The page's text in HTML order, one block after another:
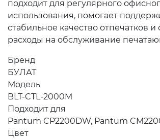
подходит для регулярного
использования, помогает
стабильное качество отпечатков и
расходы на обслуживание
Бренд
БУЛАТ
Модель
BLT-CTL-2000M
Подходит для
Pantum CP2200DW, Pantum
Цвет